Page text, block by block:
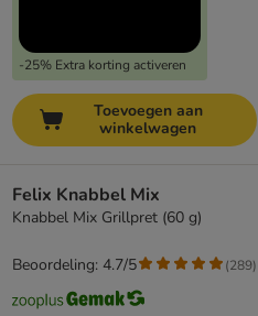
-25% Extra korting activeren
Toevoegen aan
winkelwagen
Felix Knabbel Mix
Knabbel Mix Grillpret (60 g)
Beoordeling: 4.7/5 (289)